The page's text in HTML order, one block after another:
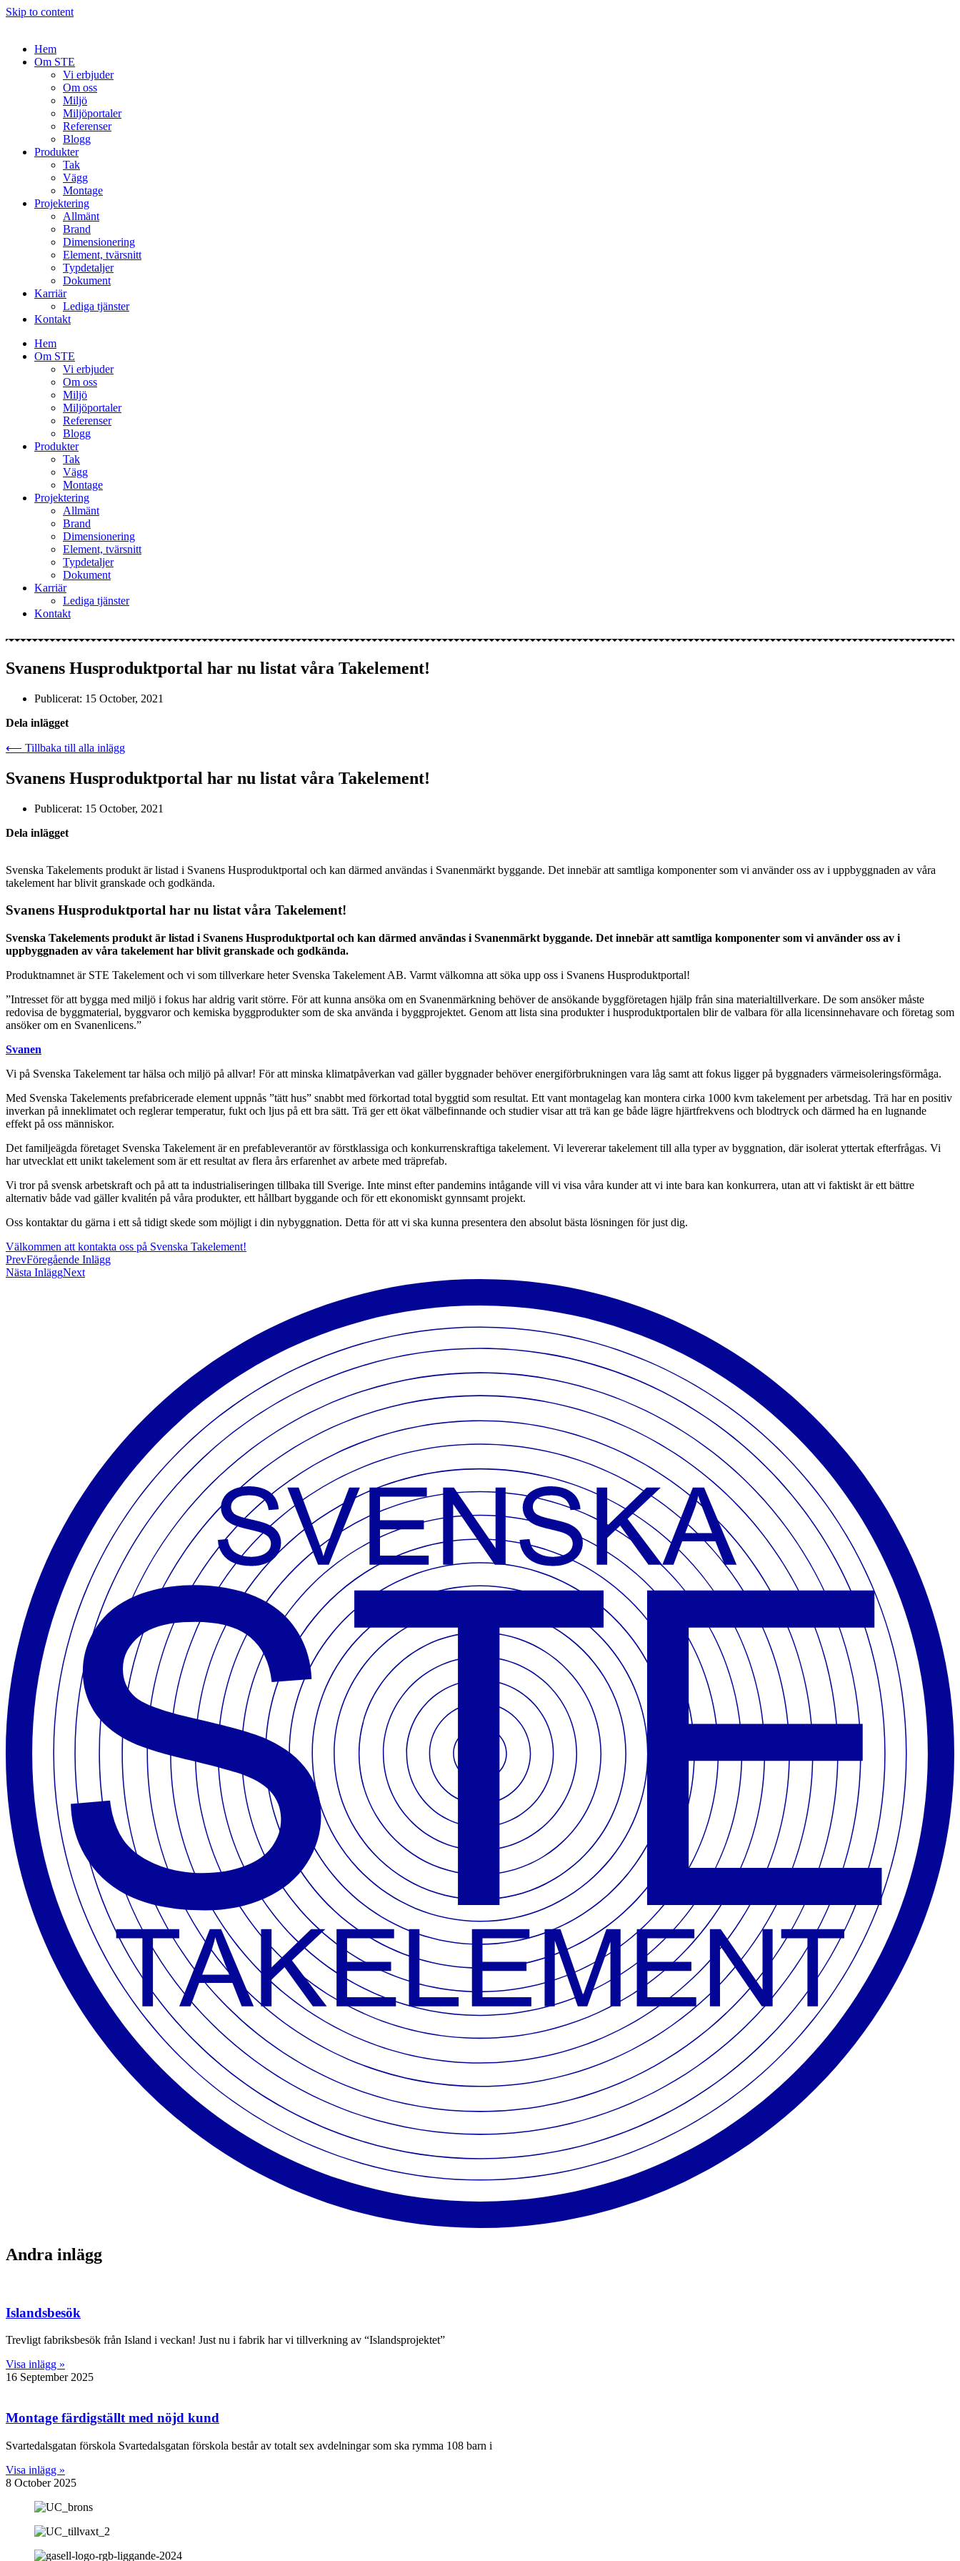
Skip to content
Hem
Om STE
Vi erbjuder
Om oss
Miljö
Miljöportaler
Referenser
Blogg
Produkter
Tak
Vägg
Montage
Projektering
Allmänt
Brand
Dimensionering
Element, tvärsnitt
Typdetaljer
Dokument
Karriär
Lediga tjänster
Kontakt
Hem
Om STE
Vi erbjuder
Om oss
Miljö
Miljöportaler
Referenser
Blogg
Produkter
Tak
Vägg
Montage
Projektering
Allmänt
Brand
Dimensionering
Element, tvärsnitt
Typdetaljer
Dokument
Karriär
Lediga tjänster
Kontakt
Svanens Husproduktportal har nu listat våra Takelement!
Publicerat: 15 October, 2021
Dela inlägget
⟵ Tillbaka till alla inlägg
Svanens Husproduktportal har nu listat våra Takelement!
Publicerat: 15 October, 2021
Dela inlägget
Svenska Takelements produkt är listad i Svanens Husproduktportal och kan därmed användas i Svanenmärkt byggande. Det innebär att samtliga komponenter som vi använder oss av i uppbyggnaden av våra
takelement har blivit granskade och godkända.
Svanens Husproduktportal har nu listat våra Takelement!
Svenska Takelements produkt är listad i Svanens Husproduktportal och kan därmed användas i Svanenmärkt byggande. Det innebär att samtliga komponenter som vi använder oss av i
uppbyggnaden av våra takelement har blivit granskade och godkända.
Produktnamnet är STE Takelement och vi som tillverkare heter Svenska Takelement AB. Varmt välkomna att söka upp oss i Svanens Husproduktportal!
”Intresset för att bygga med miljö i fokus har aldrig varit större. För att kunna ansöka om en Svanenmärkning behöver de ansökande byggföretagen hjälp från sina materialtillverkare. De som ansöker måste
redovisa de byggmaterial, byggvaror och kemiska byggprodukter som de ska använda i byggprojektet. Genom att lista sina produkter i husproduktportalen blir de valbara för alla licensinnehavare och företag som
ansöker om en Svanenlicens.”
Svanen
Vi på Svenska Takelement tar hälsa och miljö på allvar! För att minska klimatpåverkan vad gäller byggnader behöver energiförbrukningen vara låg samt att fokus ligger på byggnaders värmeisoleringsförmåga.
Med Svenska Takelements prefabricerade element uppnås ”tätt hus” snabbt med förkortad total byggtid som resultat. Ett vant montagelag kan montera cirka 1000 kvm takelement per arbetsdag. Trä har en positiv
inverkan på inneklimatet och reglerar temperatur, fukt och ljus på ett bra sätt. Trä ger ett ökat välbefinnande och studier visar att trä kan ge både lägre hjärtfrekvens och blodtryck och därmed ha en lugnande
effekt på oss människor.
Det familjeägda företaget Svenska Takelement är en prefableverantör av förstklassiga och konkurrenskraftiga takelement. Vi levererar takelement till alla typer av byggnation, där isolerat yttertak efterfrågas. Vi
har utvecklat ett unikt takelement som är ett resultat av flera års erfarenhet av arbete med träprefab.
Vi tror på svensk arbetskraft och på att ta industrialiseringen tillbaka till Sverige. Inte minst efter pandemins intågande vill vi visa våra kunder att vi inte bara kan konkurrera, utan att vi faktiskt är ett bättre
alternativ både vad gäller kvalitén på våra produkter, ett hållbart byggande och för ett ekonomiskt gynnsamt projekt.
Oss kontaktar du gärna i ett så tidigt skede som möjligt i din nybyggnation. Detta för att vi ska kunna presentera den absolut bästa lösningen för just dig.
Välkommen att kontakta oss på Svenska Takelement!
PrevFöregående Inlägg
Nästa InläggNext
Andra inlägg
Islandsbesök
Trevligt fabriksbesök från Island i veckan! Just nu i fabrik har vi tillverkning av “Islandsprojektet”
Visa inlägg »
16 September 2025
Montage färdigställt med nöjd kund
Svartedalsgatan förskola Svartedalsgatan förskola består av totalt sex avdelningar som ska rymma 108 barn i
Visa inlägg »
8 October 2025